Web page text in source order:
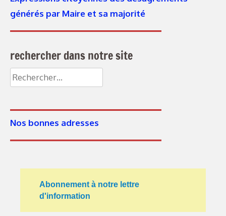
générés par Maire et sa majorité
rechercher dans notre site
Nos bonnes adresses
Abonnement à notre lettre
d'information